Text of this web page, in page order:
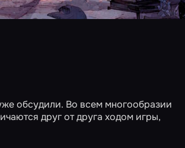
обсудили. Во всем многообразии
друг от друга ходом игры,